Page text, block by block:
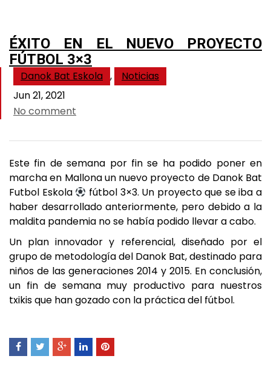
ÉXITO EN EL NUEVO PROYECTO
FÚTBOL 3×3
Danok Bat Eskola ,
Noticias
Jun 21, 2021
No comment
Este fin de semana por fin se ha podido poner en
marcha en Mallona un nuevo proyecto de Danok Bat
Futbol Eskola
fútbol 3×3. Un proyecto que se iba a
haber desarrollado anteriormente, pero debido a la
maldita pandemia no se había podido llevar a cabo.
Un plan innovador y referencial, diseñado por el
grupo de metodología del Danok Bat, destinado para
niños de las generaciones 2014 y 2015. En conclusión,
un fin de semana muy productivo para nuestros
txikis que han gozado con la práctica del fútbol.